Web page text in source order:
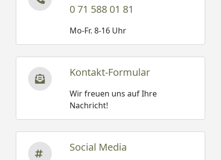
0 71 588 01 81
Mo-Fr. 8-16 Uhr
Kontakt-Formular
Wir freuen uns auf Ihre
Nachricht!
Social Media